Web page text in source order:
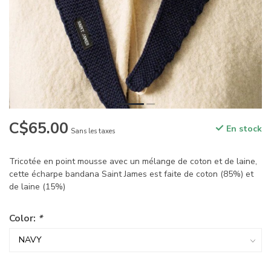
C$65.00 Sans les taxes En stock
Tricotée en point mousse avec un mélange de coton et de laine,
cette écharpe bandana Saint James est faite de coton (85%) et
de laine (15%)
Color: *